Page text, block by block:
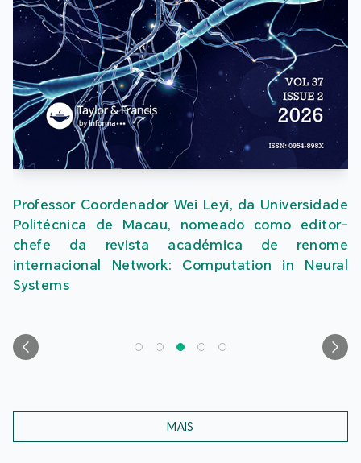
Coordenador Wei Leyi, da Universidade
de Macau, nomeado como editor-
da revista académica de renome
Network: Computation in Neural
MAIS